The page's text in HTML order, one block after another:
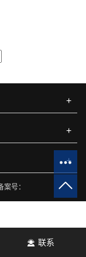
+
+
+
号：
联系